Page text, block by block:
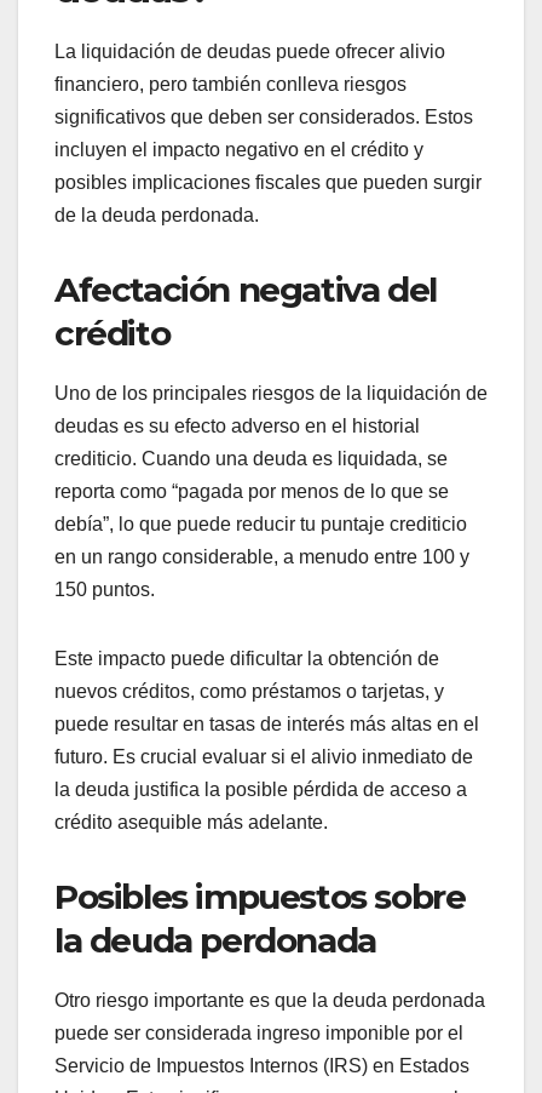
¿Cuáles son los riesgos
de la liquidación de
deudas?
financiero, pero también conlleva riesgos
significativos que deben ser considerados. Estos
incluyen el impacto negativo en el crédito y
de la deuda perdonada.
Afectación negativa del
crédito
Uno de los principales riesgos de la liquidación de
crediticio. Cuando una deuda es liquidada, se
reporta como “pagada por menos de lo que se
debía”, lo que puede reducir tu puntaje crediticio
en un rango considerable, a menudo entre 100 y
150 puntos.
nuevos créditos, como préstamos o tarjetas, y
puede resultar en tasas de interés más altas en el
futuro. Es crucial evaluar si el alivio inmediato de
crédito asequible más adelante.